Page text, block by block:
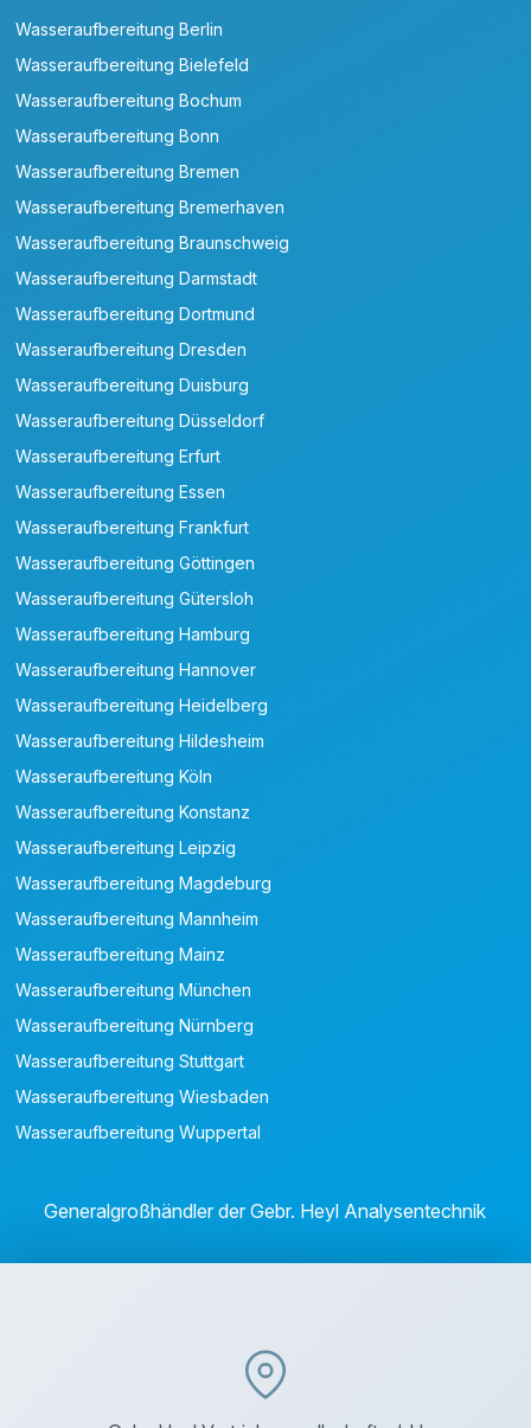
Wasseraufbereitung Berlin
Wasseraufbereitung Bielefeld
Wasseraufbereitung Bochum
Wasseraufbereitung Bonn
Wasseraufbereitung Bremen
Wasseraufbereitung Bremerhaven
Wasseraufbereitung Braunschweig
Wasseraufbereitung Darmstadt
Wasseraufbereitung Dortmund
Wasseraufbereitung Dresden
Wasseraufbereitung Duisburg
Wasseraufbereitung Düsseldorf
Wasseraufbereitung Erfurt
Wasseraufbereitung Essen
Wasseraufbereitung Frankfurt
Wasseraufbereitung Göttingen
Wasseraufbereitung Gütersloh
Wasseraufbereitung Hamburg
Wasseraufbereitung Hannover
Wasseraufbereitung Heidelberg
Wasseraufbereitung Hildesheim
Wasseraufbereitung Köln
Wasseraufbereitung Konstanz
Wasseraufbereitung Leipzig
Wasseraufbereitung Magdeburg
Wasseraufbereitung Mannheim
Wasseraufbereitung Mainz
Wasseraufbereitung München
Wasseraufbereitung Nürnberg
Wasseraufbereitung Stuttgart
Wasseraufbereitung Wiesbaden
Wasseraufbereitung Wuppertal
Generalgroßhändler der Gebr. Heyl Analysentechnik